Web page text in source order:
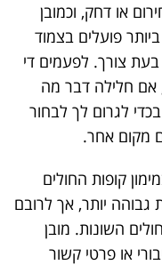
או דחק, וכמובן
פועלים בצמוד
צורך. לפעמים די
אם חלילה דבר מה
לגרום לך לבחור
מקום אחר.
קופות החולים
גבוהה יותר, אך לרובם
השונות. מובן
או פרטי קשור